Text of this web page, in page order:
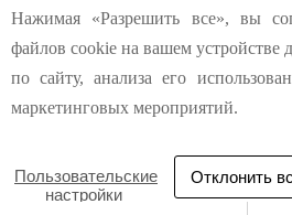
Компания QBF Rubber
обучение по соединению
кордной ленты
Нажимая «Разрешить все», вы
файлов cookie на вашем устройстве
по сайту, анализа его
маркетинговых мероприятий.
Пользовательские
настройки
Отклонить